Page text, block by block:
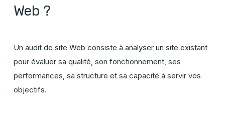
Web ?
Un audit de site Web consiste à analyser un site existant
pour évaluer sa qualité, son fonctionnement, ses
performances, sa structure et sa capacité à servir vos
objectifs.